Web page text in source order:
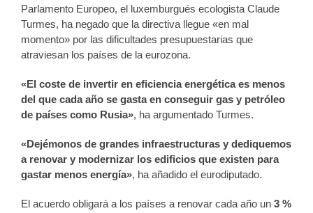
Parlamento Europeo, el luxemburgués ecologista Claude
Turmes, ha negado que la directiva llegue «en mal
momento» por las dificultades presupuestarias que
atraviesan los países de la eurozona.
«El coste de invertir en eficiencia energética es menos
del que cada año se gasta en conseguir gas y petróleo
de países como Rusia», ha argumentado Turmes.
«Dejémonos de grandes infraestructuras y dediquemos
a renovar y modernizar los edificios que existen para
gastar menos energía», ha añadido el eurodiputado.
El acuerdo obligará a los países a renovar cada año un 3 %